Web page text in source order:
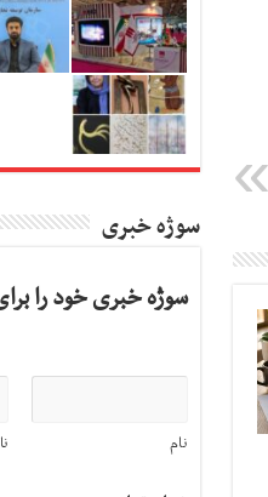
سوژه خبری
سوژه خبری خود را
نام